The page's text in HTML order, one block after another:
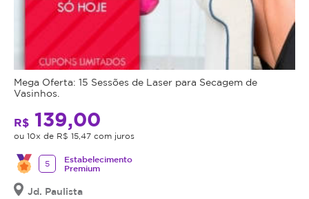
Mega Oferta: 15 Sessões de Laser para Secagem de
Vasinhos.
R$ 139,00
ou 10x de R$ 15,47 com juros
5
Estabelecimento
Premium
Jd. Paulista